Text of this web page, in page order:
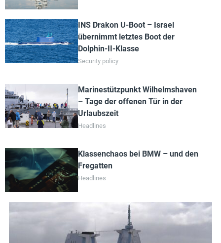
INS Drakon U-Boot – Israel
übernimmt letztes Boot der
Dolphin-II-Klasse
Security policy
Marinestützpunkt Wilhelmshaven
– Tage der offenen Tür in der
Urlaubszeit
Headlines
Klassenchaos bei BMW – und den
Fregatten
Headlines